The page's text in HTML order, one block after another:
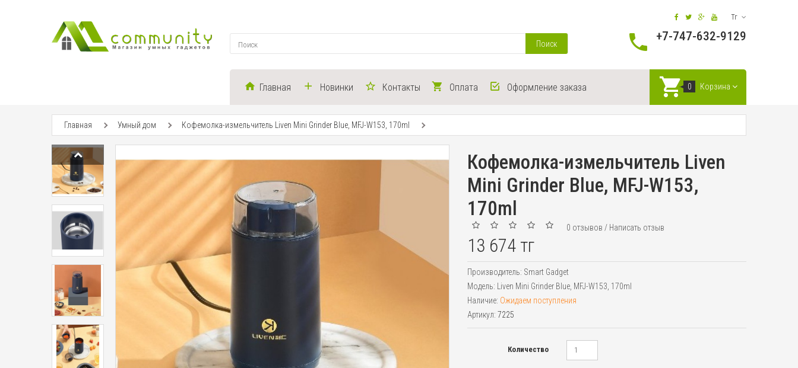
Тг
Поиск
+7-747-632-9129
Главная Новинки Контакты Оплата Оформление заказа 0 Корзина
Главная Умный дом Кофемолка-измельчитель Liven Mini Grinder Blue, MFJ-W153, 170ml
Кофемолка-измельчитель Liven
Mini Grinder Blue, MFJ-W153,
170ml
0 отзывов / Написать отзыв
13 674 тг
Производитель: Smart Gadget
Модель:
Liven Mini Grinder Blue, MFJ-W153, 170ml
Наличие: Ожидаем поступления
Артикул: 7225
Количество